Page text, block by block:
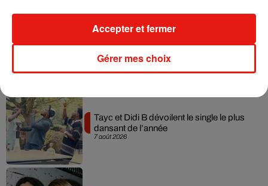
7 août 2026
Sensation » avec Kylie Minogue
7 août 2026
Tayc et Didi B dévoilent le single le plus
dansant de l’année
Gérer mes choix
Accepter et fermer